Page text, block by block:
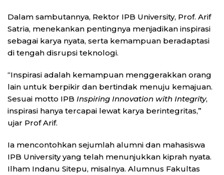
Dalam sambutannya, Rektor IPB University, Prof. Arif
Satria, menekankan pentingnya menjadikan inspirasi
sebagai karya nyata, serta kemampuan beradaptasi
di tengah disrupsi teknologi.
“Inspirasi adalah kemampuan menggerakkan orang
lain untuk berpikir dan bertindak menuju kemajuan.
Sesuai motto IPB Inspiring Innovation with Integrity,
inspirasi hanya tercapai lewat karya berintegritas,”
ujar Prof Arif.
Ia mencontohkan sejumlah alumni dan mahasiswa
IPB University yang telah menunjukkan kiprah nyata.
Ilham Indanu Sitepu, misalnya. Alumnus Fakultas